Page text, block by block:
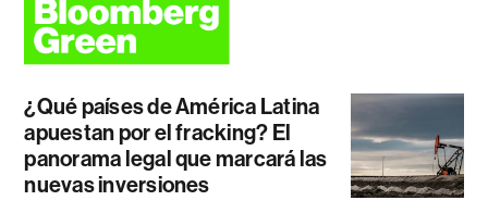
¿Qué países de América Latina
apuestan por el fracking? El
panorama legal que marcará las
nuevas inversiones